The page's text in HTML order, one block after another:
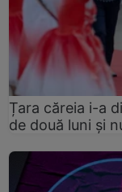
Țara căreia i-a
de două luni și